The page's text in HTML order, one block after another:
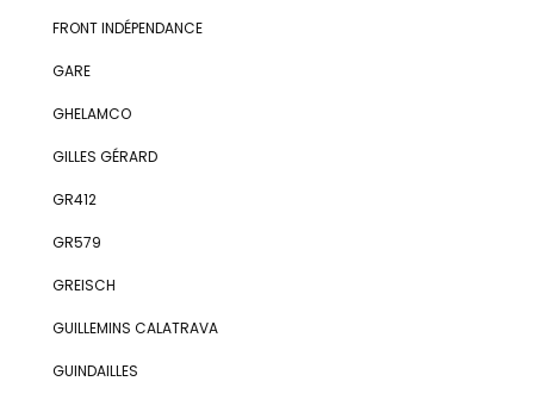
FRONT INDÉPENDANCE
GARE
GHELAMCO
GILLES GÉRARD
GR412
GR579
GREISCH
GUILLEMINS CALATRAVA
GUINDAILLES